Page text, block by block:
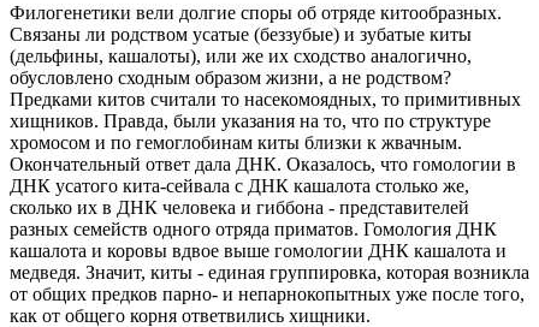
Филогенетики вели долгие споры об отряде китообразных.
Связаны ли родством усатые (беззубые) и зубатые киты
(дельфины, кашалоты), или же их сходство аналогично,
обусловлено сходным образом жизни, а не родством?
Предками китов считали то насекомоядных, то примитивных
хищников. Правда, были указания на то, что по структуре
хромосом и по гемоглобинам киты близки к жвачным.
Окончательный ответ дала ДНК. Оказалось, что гомологии в
ДНК усатого кита-сейвала с ДНК кашалота столько же,
сколько их в ДНК человека и гиббона - представителей
разных семейств одного отряда приматов. Гомология ДНК
кашалота и коровы вдвое выше гомологии ДНК кашалота и
медведя. Значит, киты - единая группировка, которая возникла
от общих предков парно- и непарнокопытных уже после того,
как от общего корня ответвились хищники.